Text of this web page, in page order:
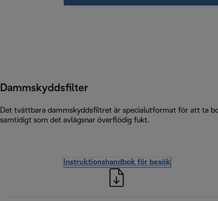
Dammskyddsfilter
Det tvättbara dammskyddsfiltret är specialutformat för att ta
samtidigt som det avlägsnar överflödig fukt.
Instruktionshandbok för besök